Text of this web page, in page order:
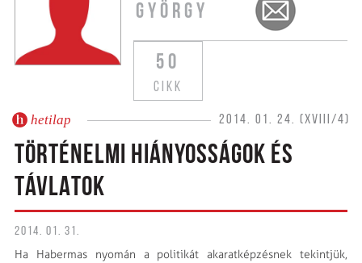
GYÖRGY
50
CIKK
hetilap 2014. 01. 24. (XVIII/4)
TÖRTÉNELMI HIÁNYOSSÁGOK ÉS
TÁVLATOK
2014. 01. 31.
Ha Habermas nyomán a politikát akaratképzésnek tekintjük,